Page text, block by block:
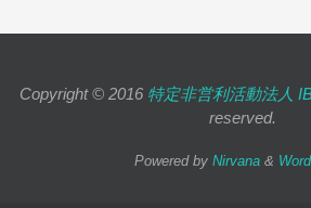
Copyright © 2016 特定非営利活動法人
reserved.
Powered by Nirvana&